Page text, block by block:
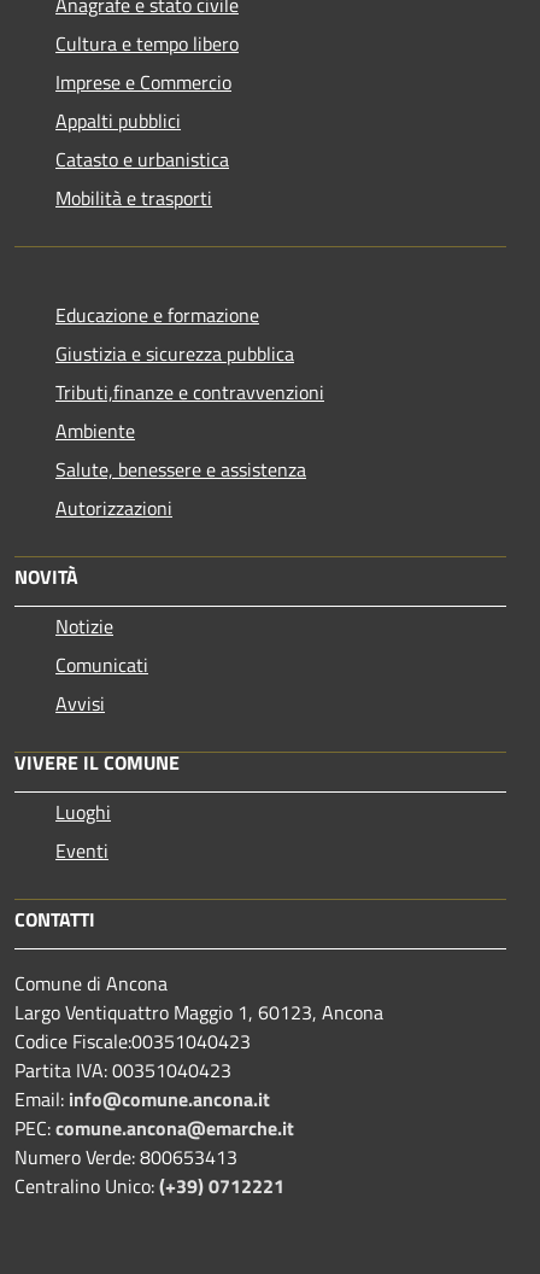
Cultura e tempo libero
Imprese e Commercio
Appalti pubblici
Catasto e urbanistica
Mobilità e trasporti
Educazione e formazione
Giustizia e sicurezza pubblica
Tributi,finanze e contravvenzioni
Ambiente
Salute, benessere e assistenza
Autorizzazioni
NOVITÀ
Notizie
Comunicati
Avvisi
VIVERE IL COMUNE
Luoghi
Eventi
CONTATTI
Comune di Ancona
Largo Ventiquattro Maggio 1, 60123, Ancona
Codice Fiscale:00351040423
Partita IVA: 00351040423
Email: info@comune.ancona.it
PEC:comune.ancona@emarche.it
Numero Verde: 800653413
Centralino Unico:(+39) 0712221